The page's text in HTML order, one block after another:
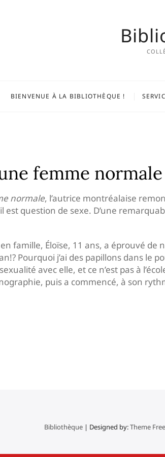
BIENVENUE À LA BIBLIOTHÈQUE !
femme
normale, l’autrice montréalaise
est question de sexe. D’une
famille, Éloïse, 11 ans, a éprouvé
Pourquoi j’ai des papillons dans le
avec elle, et ce n’est pas à
puis a commencé, à son
Bibliothèque | Designed by:Theme